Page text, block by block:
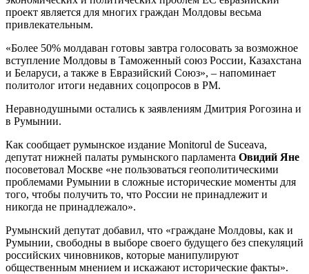
проект является для многих граждан Молдовы весьма
привлекательным.
«Более 50% молдаван готовы завтра голосовать за возможное
вступление Молдовы в Таможенный союз России, Казахстана
и Беларуси, а также в Евразийский Союз», – напоминает
политолог итоги недавних соцопросов в РМ.
Неравнодушными остались к заявлениям Дмитрия Рогозина и
в Румынии.
Как сообщает румынское издание Monitorul de Suceava,
депутат нижней палаты румынского парламента Овидий Яне
посоветовал Москве «не пользоваться геополитическими
проблемами Румынии в сложные исторические моменты для
того, чтобы получить то, что России не принадлежит и
никогда не принадлежало».
Румынский депутат добавил, что «граждане Молдовы, как и
Румынии, свободны в выборе своего будущего без спекуляций
российских чиновников, которые манипулируют
общественным мнением и искажают исторические факты».